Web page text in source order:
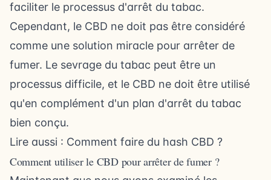
faciliter le processus d'arrêt du tabac.
Cependant, le CBD ne doit pas être considéré
comme une solution miracle pour arrêter de
fumer. Le sevrage du tabac peut être un
processus difficile, et le CBD ne doit être utilisé
qu'en complément d'un plan d'arrêt du tabac
bien conçu.
Lire aussi : Comment faire du hash CBD ?
Comment utiliser le CBD pour arrêter de fumer ?